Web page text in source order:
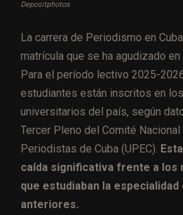
Depositphotos
La carrera de Periodismo en
matrícula que se ha agudizado
Para el período lectivo 2025-
estudiantes están inscritos en
universitarios del país, según
Tercer Pleno del Comité Nacional
Periodistas de Cuba (UPEC).
caída significativa frente a los
que estudiaban la
anteriores.